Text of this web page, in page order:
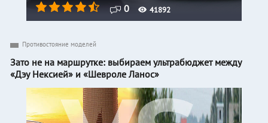
0 41892
Противостояние моделей
Зато не на маршрутке: выбираем ультрабюджет между
«Дэу Нексией» и «Шевроле Ланос»